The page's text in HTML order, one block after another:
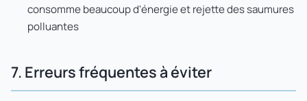
consomme beaucoup d'énergie et rejette des saumures
polluantes
7. Erreurs fréquentes à éviter